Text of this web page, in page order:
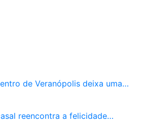
de Veranópolis deixa uma…
reencontra a felicidade…